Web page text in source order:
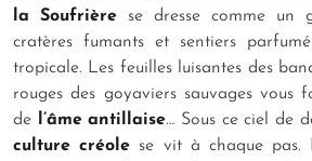
la Soufrière se dresse comme un
cratères fumants et sentiers
tropicale. Les feuilles luisantes des
rouges des goyaviers sauvages vous
de l’âme antillaise… Sous ce ciel de
culture créole se vit à chaque pas.